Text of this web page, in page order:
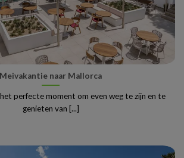
Meivakantie naar Mallorca
perfecte moment om even weg te zijn en te
genieten van [...]